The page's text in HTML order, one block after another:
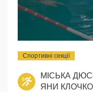
Спортивні секції
МІСЬКА
ЯНИ